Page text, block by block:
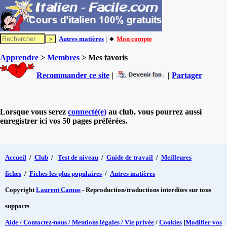
Autres matières | 🔸 Mon compte
Apprendre > Membres > Mes favoris
Recommander ce site | | Partager
Lorsque vous serez connecté(e) au club, vous pourrez aussi
enregistrer ici vos 50 pages préférées.
Accueil / Club / Test de niveau / Guide de travail / Meilleures
fiches / Fiches les plus populaires / Autres matières
CopyrightLaurent Camus - Reproduction/traductions interdites sur tous
supports
Aide / Contactez-nous / Mentions légales / Vie privée / Cookies [Modifier vos